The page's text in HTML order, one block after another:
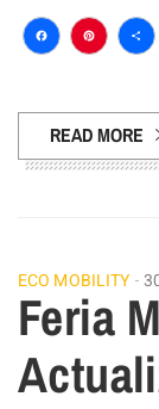
Facebook
READ MORE
ECO MOBILITY
Feria